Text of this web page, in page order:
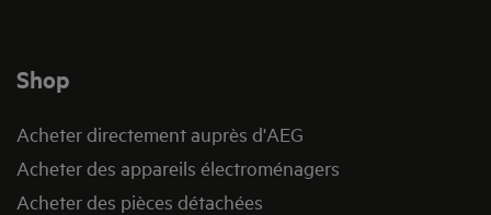
Shop
Acheter directement auprès d'AEG
Acheter des appareils électroménagers
Acheter des pièces détachées